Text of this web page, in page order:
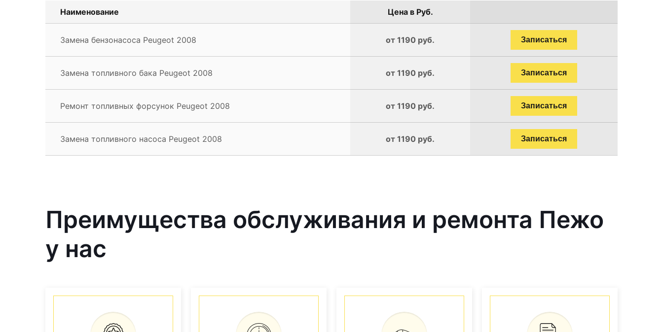
Наименование Цена в Руб.
Замена бензонасоса Peugeot 2008 от 1190 руб. Записаться
Замена топливного бака Peugeot 2008 от 1190 руб. Записаться
Ремонт топливных форсунок Peugeot 2008 от 1190 руб. Записаться
Замена топливного насоса Peugeot 2008 от 1190 руб. Записаться
Преимущества обслуживания и ремонта Пежо
у нас